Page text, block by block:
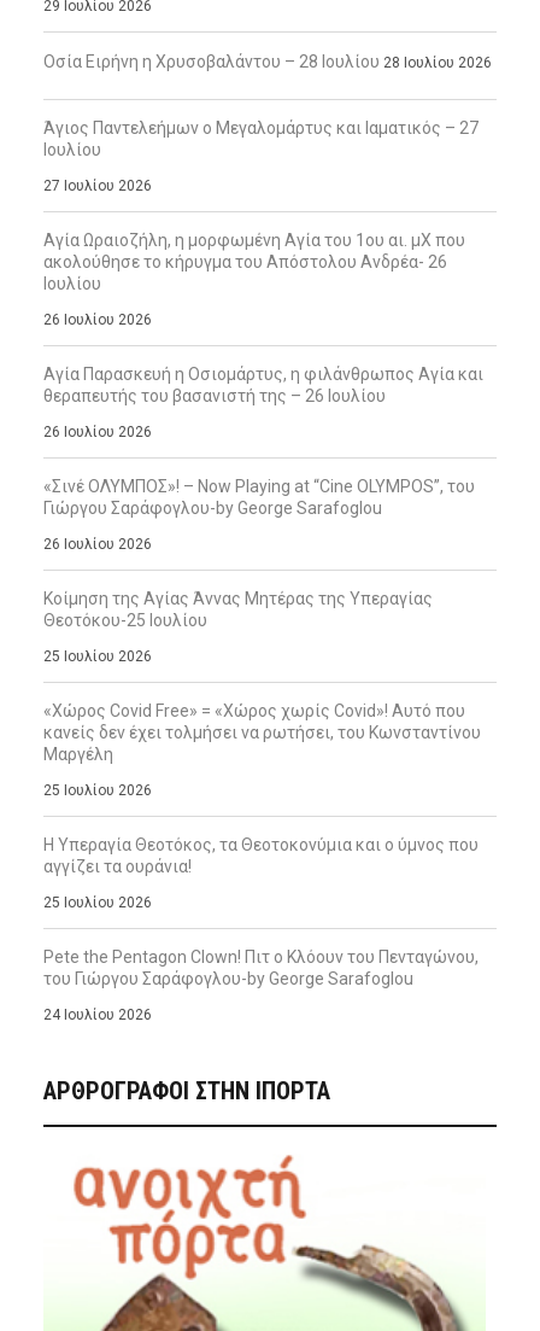
29 Ιουλίου 2026
Οσία Ειρήνη η Χρυσοβαλάντου – 28 Ιουλίου 28 Ιουλίου 2026
Άγιος Παντελεήμων ο Μεγαλομάρτυς και Ιαματικός – 27
Ιουλίου
27 Ιουλίου 2026
Αγία Ωραιοζήλη, η μορφωμένη Αγία του 1ου αι. μΧ που
ακολούθησε το κήρυγμα του Απόστολου Ανδρέα- 26
Ιουλίου
26 Ιουλίου 2026
Αγία Παρασκευή η Οσιομάρτυς, η φιλάνθρωπος Αγία και
θεραπευτής του βασανιστή της – 26 Ιουλίου
26 Ιουλίου 2026
«Σινέ ΟΛΥΜΠΟΣ»! – Now Playing at “Cine OLYMPOS”, του
Γιώργου Σαράφογλου-by George Sarafoglou
26 Ιουλίου 2026
Κοίμηση της Αγίας Άννας Μητέρας της Υπεραγίας
Θεοτόκου-25 Ιουλίου
25 Ιουλίου 2026
«Χώρος Covid Free» = «Χώρος χωρίς Covid»! Αυτό που
κανείς δεν έχει τολμήσει να ρωτήσει, του Κωνσταντίνου
Μαργέλη
25 Ιουλίου 2026
Η Υπεραγία Θεοτόκος, τα Θεοτοκονύμια και ο ύμνος που
αγγίζει τα ουράνια!
25 Ιουλίου 2026
Pete the Pentagon Clown! Πιτ ο Κλόουν του Πενταγώνου,
του Γιώργου Σαράφογλου-by George Sarafoglou
24 Ιουλίου 2026
ΑΡΘΡΟΓΡΑΦΟΙ ΣΤΗΝ IΠΟΡΤΑ